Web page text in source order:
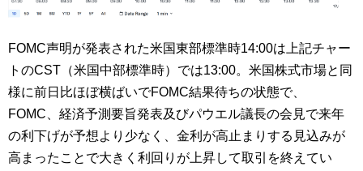
FOMC声明が発表された米国東部標準時14:00は上記チャー
トのCST（米国中部標準時）では13:00。米国株式市場と同
様に前日比ほぼ横ばいでFOMC結果待ちの状態で、
FOMC、経済予測要旨発表及びパウエル議長の会見で来年
の利下げが予想より少なく、金利が高止まりする見込みが
高まったことで大きく利回りが上昇して取引を終えてい